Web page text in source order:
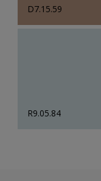
D7.15.59
R9.05.84